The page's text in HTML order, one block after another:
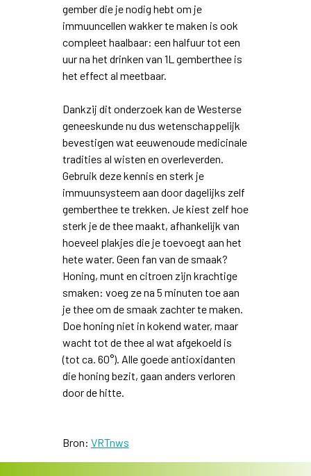
gember die je nodig hebt om je
immuuncellen wakker te maken is ook
compleet haalbaar: een halfuur tot een
uur na het drinken van 1L gemberthee is
het effect al meetbaar.
Dankzij dit onderzoek kan de Westerse
geneeskunde nu dus wetenschappelijk
bevestigen wat eeuwenoude medicinale
tradities al wisten en overleverden.
Gebruik deze kennis en sterk je
immuunsysteem aan door dagelijks zelf
gemberthee te trekken. Je kiest zelf hoe
sterk je de thee maakt, afhankelijk van
hoeveel plakjes die je toevoegt aan het
hete water. Geen fan van de smaak?
Honing, munt en citroen zijn krachtige
smaken: voeg ze na 5 minuten toe aan
je thee om de smaak zachter te maken.
Doe honing niet in kokend water, maar
wacht tot de thee al wat afgekoeld is
(tot ca. 60°). Alle goede antioxidanten
die honing bezit, gaan anders verloren
door de hitte.
Bron: VRTnws